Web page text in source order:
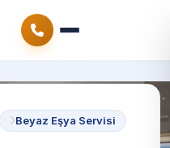
Beyaz Eşya Servisi